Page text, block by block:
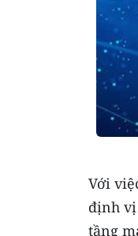
Với
định vị
tầng